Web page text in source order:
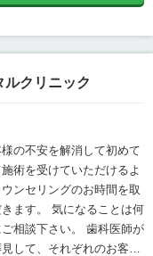
ルクリニック
の不安を解消して初めて
術を受けていただけるよ
ンセリングのお時間を取
ます。 気になることは何
相談下さい。 歯科医師が
して、それぞれのお客様